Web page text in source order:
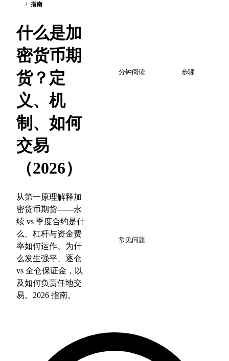
/ 指南
什么是加
密货币期
货？定
义、机
制、如何
交易
（2026）
从第一原理解释加
密货币期货——永
续 vs 季度合约是什
么、杠杆与资金费
率如何运作、为什
么发生强平、逐仓
vs 全仓保证金，以
及如何负责任地交
易。2026 指南。
分钟阅读 步骤
常见问题